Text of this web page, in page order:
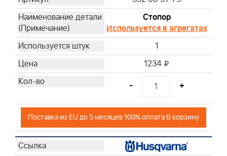
Стопор
Используется в агрегатах
1
1234 i
- +
Поставка из EU до 5 месяцев 100% оплата В корзину